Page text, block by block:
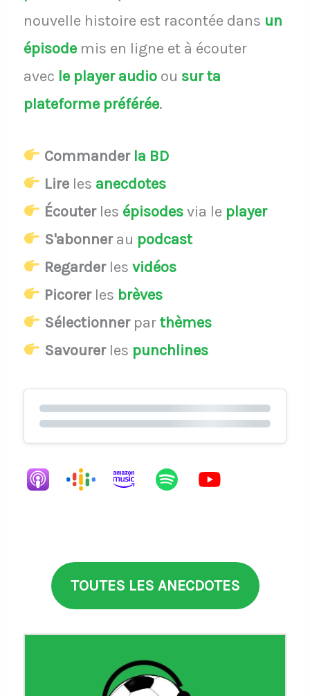
nouvelle histoire est racontée dans un
épisodemis en ligne et à écouter
avec le player audio ou sur ta
plateforme préférée.
Commander la BD
Lireles anecdotes
Écouterles épisodesvia le player
S'abonnerau podcast
Regarderles vidéos
Picorerles brèves
Sélectionnerparthèmes
Savourerles punchlines
TOUTES LES ANECDOTES